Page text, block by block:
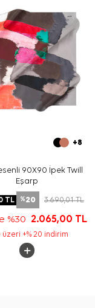
hangi
mi?
+8
90X90 İpek Twill
Eşarp
TL %20 3.690,01TL
%30 2.065,00 TL
üzeri +% 20 indirim